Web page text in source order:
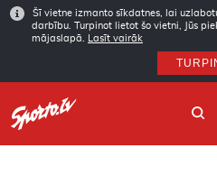
Šī vietne izmanto sīkdatnes, lai
darbību. Turpinot lietot šo vietni, Jūs
mājaslapā.
Lasīt vairāk